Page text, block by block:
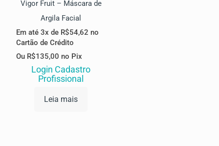
Vigor Fruit – Máscara de
Argila Facial
Em até 3x de R$54,62 no
Cartão de Crédito
Ou R$135,00 no Pix
Login Cadastro
Profissional
Leia mais